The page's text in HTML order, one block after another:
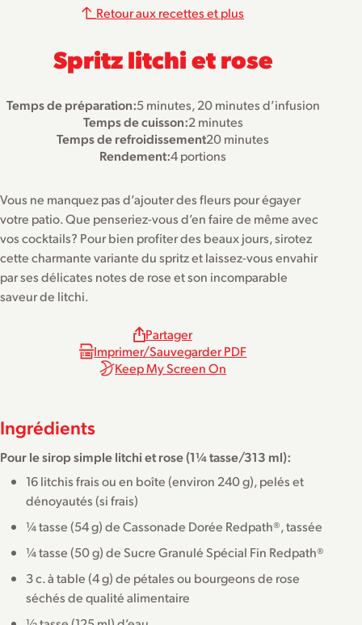
Spritz litchi et rose
Retour aux recettes et plus
Temps de préparation:5 minutes, 20 minutes d’infusion
Temps de cuisson:2 minutes
Temps de refroidissement20 minutes
Rendement:4 portions
Vous ne manquez pas d’ajouter des fleurs pour égayer
votre patio. Que penseriez-vous d’en faire de même avec
vos cocktails? Pour bien profiter des beaux jours, sirotez
cette charmante variante du spritz et laissez-vous envahir
par ses délicates notes de rose et son incomparable
saveur de litchi.
Partager
Imprimer/Sauvegarder PDF
Keep My Screen On
Ingrédients
Pour le sirop simple litchi et rose (1¼ tasse/313 ml):
16 litchis frais ou en boîte (environ 240 g), pelés et
dénoyautés (si frais)
¼ tasse (54 g) de Cassonade Dorée Redpath®, tassée
¼ tasse (50 g) de Sucre Granulé Spécial Fin Redpath®
3 c. à table (4 g) de pétales ou bourgeons de rose
séchés de qualité alimentaire